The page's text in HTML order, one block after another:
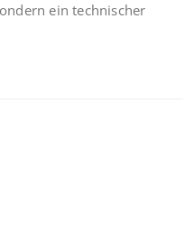
ein technischer